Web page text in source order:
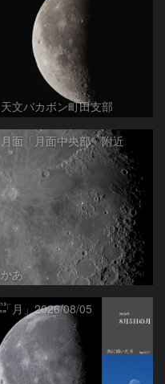
天文バカボン町田支部
月面「月面中央部」附近
かあ
「月」2026/08/05